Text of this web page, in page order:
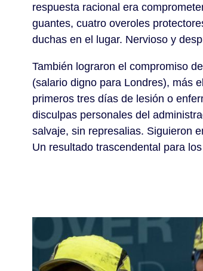
respuesta racional era
guantes, cuatro overoles
duchas en el lugar. Nervioso y
También lograron el compromiso
(salario digno para Londres), más
primeros tres días de lesión o
disculpas personales del
salvaje, sin represalias. Siguieron
Un resultado trascendental para